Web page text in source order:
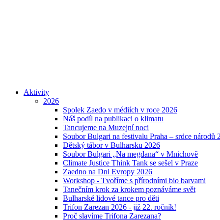
Aktivity
2026
Spolek Zaedo v médiích v roce 2026
Náš podíl na publikaci o klimatu
Tancujeme na Muzejní noci
Soubor Bulgari na festivalu Praha – srdce národů
Dětský tábor v Bulharsku 2026
Soubor Bulgari „Na megdana“ v Mnichově
Climate Justice Think Tank se sešel v Praze
Zaedno na Dni Evropy 2026
Workshop - Tvoříme s přírodními bio barvami
Tanečním krok za krokem poznáváme svět
Bulharské lidové tance pro děti
Trifon Zarezan 2026 - již 22. ročník!
Proč slavíme Trifona Zarezana?